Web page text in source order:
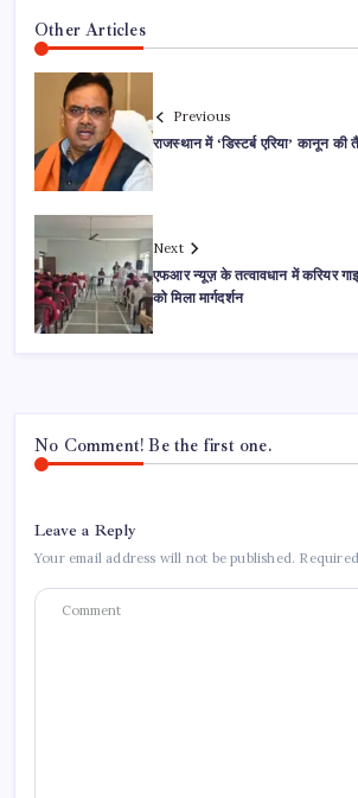
Other Articles
Previous
राजस्थान में ‘डिस्टर्ब एरिया’ कानून की
Next
एफआर न्यूज़ के तत्वावधान में करियर
को मिला मार्गदर्शन
No Comment! Be the first one.
Leave a Reply
Your email address will not be published.